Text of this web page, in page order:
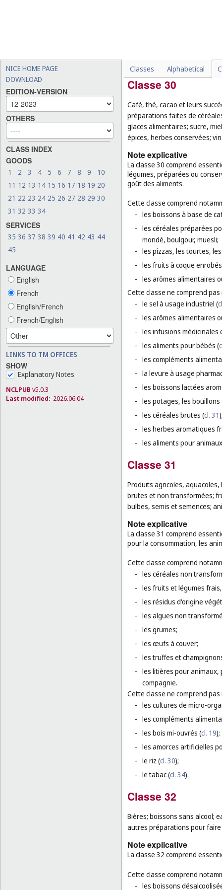
NICE HOME PAGE
DOWNLOAD
EDITION-VERSION
OTHERS
CLASS INDEX
GOODS
1 2 3 4 5 6 7 8 9
10
11 12 13 14 15 16 17 18 19 20
21 22 23 24 25 26 27 28 29 30
31 32 33 34
SERVICES
35 36 37 38 39 40 41 42 43 44
45
LANGUAGE
English
French
English/French
French/English
LINKS TO TM OFFICES
SHOW
Explanatory Notes
NCLPUB v5.0.3
Last modified: 2026.06.04
Classes Alphabetical
les semences pour
Classe 30
Café, thé, cacao et leurs
préparations faites de
glaces alimentaires; sucre,
épices, herbes conservées;
Note explicative
La classe 30 comprend
légumes, préparées ou
goût des aliments.
Cette classe comprend
- les boissons à base de
- les céréales préparées
mondé, boulgour, muesli;
- les pizzas, les tourtes,
- les fruits à coque
- les arômes alimentaires
Cette classe ne comprend
- le sel à usage industriel (
- les arômes alimentaires
- les infusions médicinales
- les aliments pour bébés (
- les compléments
- la levure à usage
- les boissons lactées
- les potages, les bouillons
- les céréales brutes (cl. 31
- les herbes aromatiques
- les aliments pour
Classe 31
Produits agricoles,
brutes et non transformées;
bulbes, semis et semences;
Note explicative
La classe 31 comprend
pour la consommation, les
Cette classe comprend
- les céréales non
- les fruits et légumes
- les résidus d'origine
- les algues non
- les grumes;
- les œufs à couver;
- les truffes et
- les litières pour animaux,
compagnie.
Cette classe ne comprend
- les cultures de micro-
- les compléments
- les bois mi-ouvrés (cl. 19);
- les amorces artificielles
- le riz (cl. 30);
- le tabac (cl. 34).
Classe 32
Bières; boissons sans alcool;
autres préparations pour
Note explicative
La classe 32 comprend
Cette classe comprend
- les boissons